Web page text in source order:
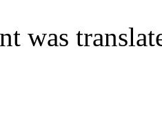
was